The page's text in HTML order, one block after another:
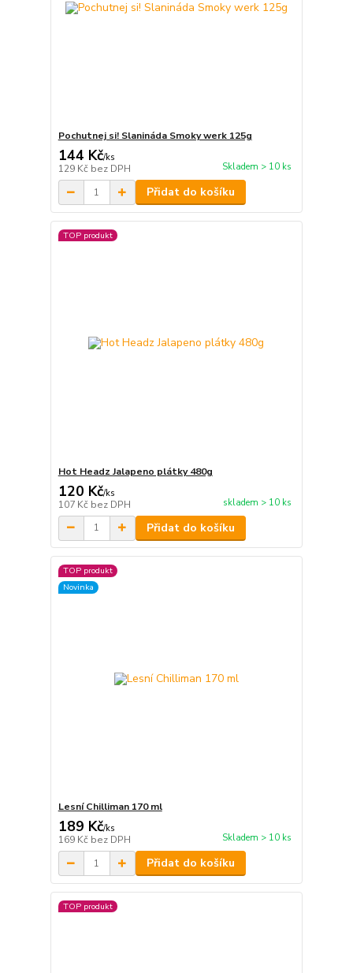
Pochutnej si! Slanináda Smoky werk 125g
144 Kč/ks
129 Kč bez DPH Skladem > 10 ks
Přidat do košíku
TOP produkt
Hot Headz Jalapeno plátky 480g
120 Kč/ks
107 Kč bez DPH skladem > 10 ks
Přidat do košíku
TOP produkt
Novinka
Lesní Chilliman 170 ml
189 Kč/ks
169 Kč bez DPH Skladem > 10 ks
Přidat do košíku
TOP produkt